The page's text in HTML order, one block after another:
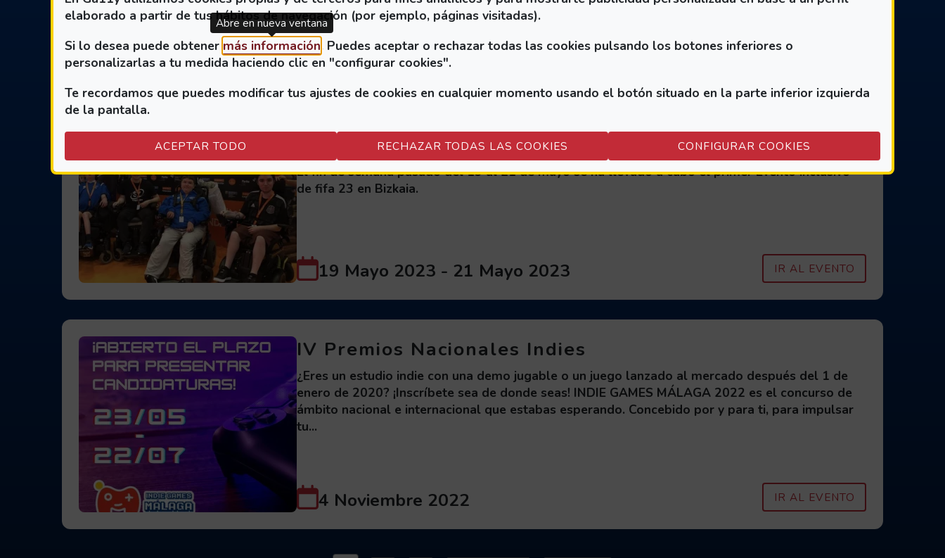
elaborado a partir de tus hábitos de navegación (por ejemplo, páginas visitadas).
Si lo desea puede obtener más información(Abre en nueva ventana)
. Puedes aceptar o rechazar todas las cookies pulsando los botones inferiores o
personalizarlas a tu medida haciendo clic en "configurar cookies".
Te recordamos que puedes modificar tus ajustes de cookies en cualquier momento usando el botón situado en la parte inferior izquierda
de la pantalla.
ACEPTAR TODO RECHAZAR TODAS LAS COOKIES CONFIGURAR COOKIES
Abre en nueva ventana
Fecha/período:
26 Junio 2023 -30 Junio 2023
Haszten
El fin de semana pasado del 19 al 21 de mayo se ha llevado a cabo el primer Evento inclusivo
de fifa 23 en Bizkaia.
Fecha/período:
19 Mayo 2023 - 21 Mayo 2023 IR AL EVENTO
IV Premios Nacionales Indies
¿Eres un estudio indie con una demo jugable o un juego lanzado al mercado después del 1 de
enero de 2020? ¡Inscríbete sea de donde seas! INDIE GAMES MÁLAGA 2022 es el concurso de
ámbito nacional e internacional que estabas esperando. Concebido por y para ti, para impulsar
tu...
Fecha/período:
4 Noviembre 2022 IR AL EVENTO